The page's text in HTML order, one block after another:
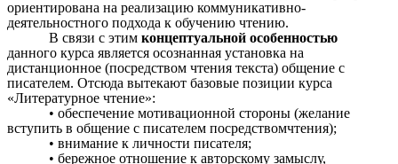
ориентирована на реализацию коммуникативно-
деятельностного подхода к обучению чтению.
В связи с этимконцептуальной особенностью
данного курса является осознанная установка на
дистанционное (посредством чтения текста) общение с
писателем. Отсюда вытекают базовые позиции курса
«Литературное чтение»:
• обеспечение мотивационной стороны (желание
вступить в общение с писателем посредствомчтения);
• внимание к личности писателя;
• бережное отношение к авторскому замыслу,